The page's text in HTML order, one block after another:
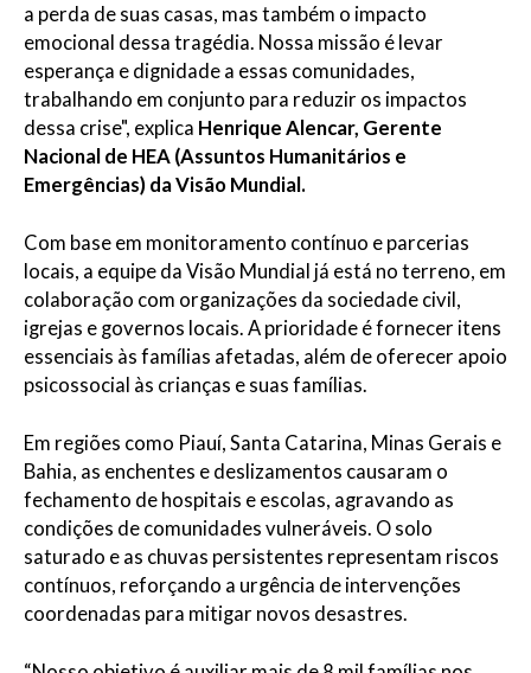
a perda de suas casas, mas também o impacto
emocional dessa tragédia. Nossa missão é levar
esperança e dignidade a essas comunidades,
trabalhando em conjunto para reduzir os impactos
dessa crise", explica Henrique Alencar, Gerente
Nacional de HEA (Assuntos Humanitários e
Emergências) da Visão Mundial.
Com base em monitoramento contínuo e parcerias
locais, a equipe da Visão Mundial já está no terreno, em
colaboração com organizações da sociedade civil,
igrejas e governos locais. A prioridade é fornecer itens
essenciais às famílias afetadas, além de oferecer apoio
psicossocial às crianças e suas famílias.
Em regiões como Piauí, Santa Catarina, Minas Gerais e
Bahia, as enchentes e deslizamentos causaram o
fechamento de hospitais e escolas, agravando as
condições de comunidades vulneráveis. O solo
saturado e as chuvas persistentes representam riscos
contínuos, reforçando a urgência de intervenções
coordenadas para mitigar novos desastres.